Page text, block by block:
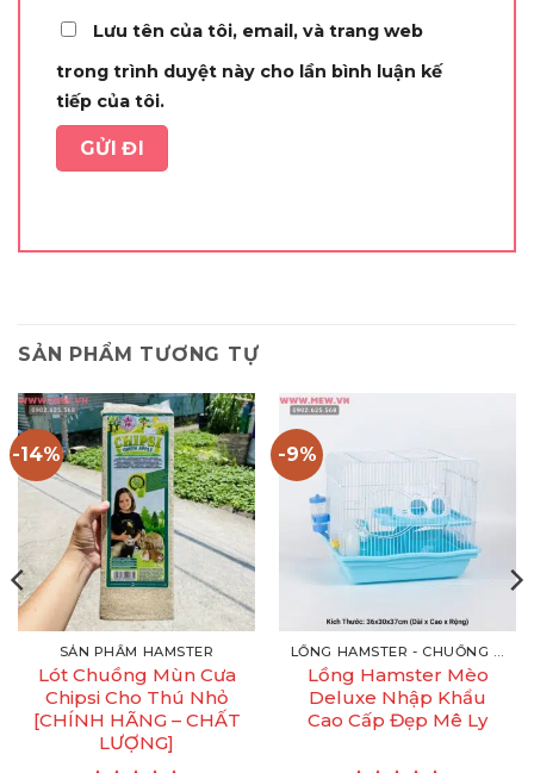
Lưu tên của tôi, email, và trang web
trong trình duyệt này cho lần bình luận kế
tiếp của tôi.
SẢN PHẨM TƯƠNG TỰ
-14%
SẢN PHẨM HAMSTER
Lót Chuồng Mùn Cưa
Chipsi Cho Thú Nhỏ
[CHÍNH HÃNG – CHẤT
LƯỢNG]
-9%
LỒNG HAMSTER - CHUỒNG HAMSTER
Lồng Hamster Mèo
Deluxe Nhập Khẩu
Cao Cấp Đẹp Mê Ly